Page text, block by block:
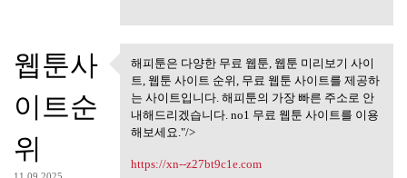
웹툰사
이트순
위
해피툰은 다양한 무료 웹툰, 웹툰
미리보기 사이트,
해피툰은 다양한 무료 웹툰, 웹툰 미리보기 사이
트, 웹툰 사이트 순위, 무료 웹툰 사이트를 제공하
는 사이트입니다. 해피툰의 가장 빠른 주소로 안
내해드리겠습니다. no1 무료 웹툰 사이트를 이용
해보세요."/>
https://xn--z27bt9c1e.com